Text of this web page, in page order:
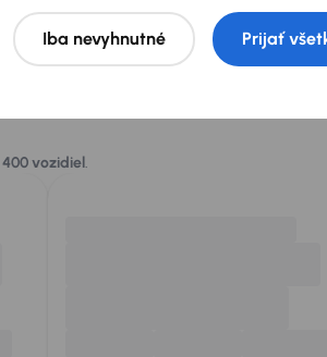
vozidiel.
Iba nevyhnutné Prijať